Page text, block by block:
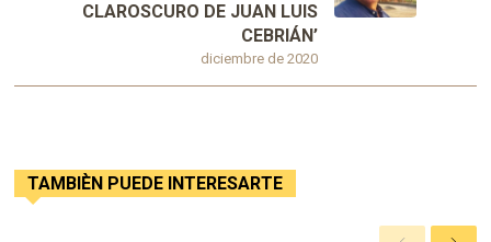
diciembre de 2020
CLAROSCURO DE JUAN LUIS
CEBRIÁN’
TAMBIÈN PUEDE INTERESARTE